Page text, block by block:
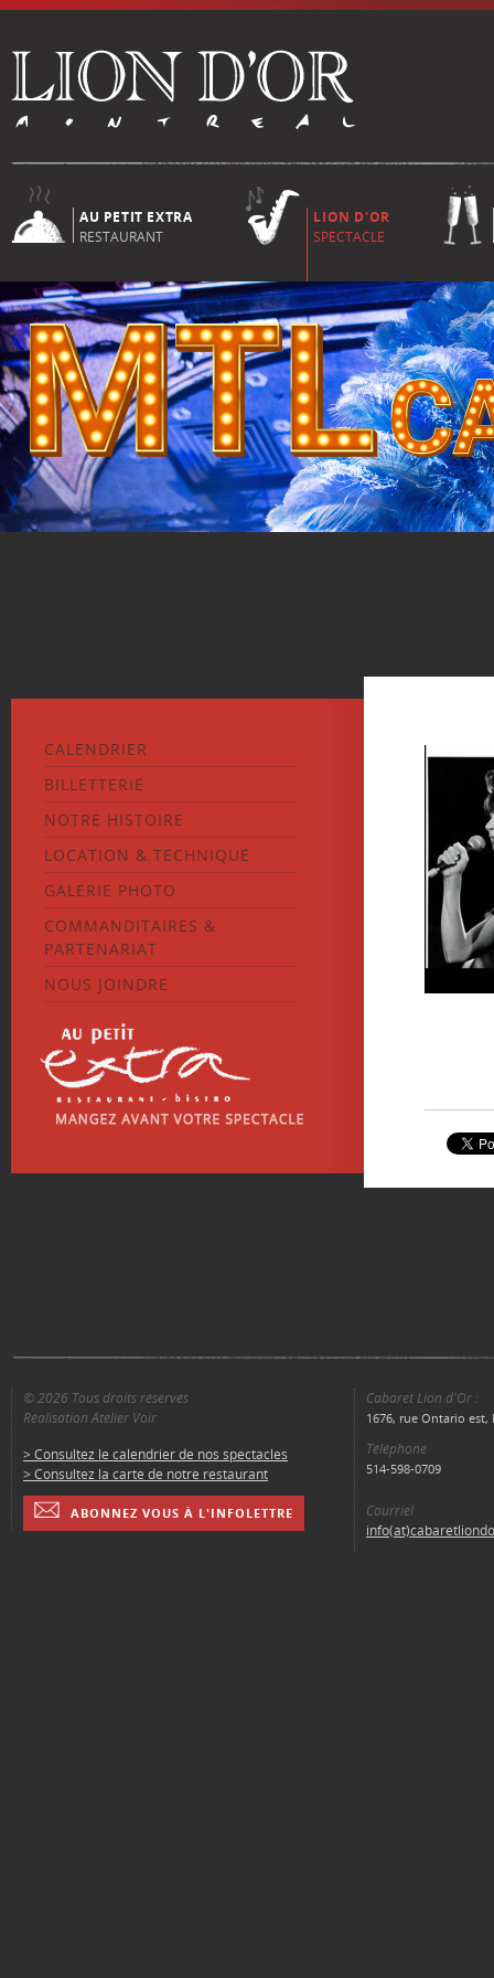
AU PETIT EXTRA
RESTAURANT
LION D'OR
SPECTACLE
CALENDRIER
BILLETTERIE
NOTRE HISTOIRE
LOCATION & TECHNIQUE
GALERIE PHOTO
COMMANDITAIRES &
PARTENARIAT
NOUS JOINDRE
© 2026 Tous droits réservés
Réalisation Atelier Voir
> Consultez le calendrier de nos spectacles
> Consultez la carte de notre restaurant
ABONNEZ VOUS À L'INFOLETTRE
Cabaret Lion d'Or :
1676, rue Ontario est,
Téléphone
514-598-0709
Courriel